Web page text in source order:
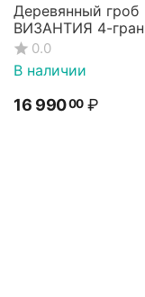
Деревянный гроб
ВИЗАНТИЯ 4-
малогабаритный
(детский)
0.0
В наличии
16 99000 ₽